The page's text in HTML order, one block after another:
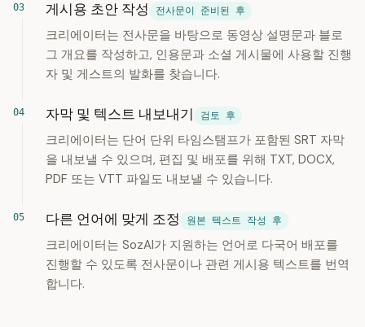
게시용 초안 작성 전사문이 준비된 후
크리에이터는 전사문을 바탕으로 동영상 설명문과 블로
그 개요를 작성하고, 인용문과 소셜 게시물에 사용할 진행
자 및 게스트의 발화를 찾습니다.
자막 및 텍스트 내보내기 검토 후
크리에이터는 단어 단위 타임스탬프가 포함된 SRT 자막
을 내보낼 수 있으며, 편집 및 배포를 위해 TXT, DOCX,
PDF 또는 VTT 파일도 내보낼 수 있습니다.
다른 언어에 맞게 조정 원본 텍스트 작성 후
크리에이터는 SozAI가 지원하는 언어로 다국어 배포를
진행할 수 있도록 전사문이나 관련 게시용 텍스트를 번역
합니다.